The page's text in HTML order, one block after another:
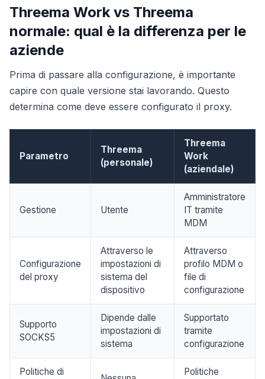
Threema Work vs Threema
normale: qual è la differenza per le
aziende
Prima di passare alla configurazione, è importante
capire con quale versione stai lavorando. Questo
determina come deve essere configurato il proxy.
Parametro
Threema
(personale)
Threema
Work
(aziendale)
Gestione Utente
Amministratore
IT tramite
MDM
Configurazione
del proxy
Attraverso le
impostazioni di
sistema del
dispositivo
Attraverso
profilo MDM o
file di
configurazione
Supporto
SOCKS5
Dipende dalle
impostazioni di
sistema
Supportato
tramite
configurazione
Politiche di
Politiche